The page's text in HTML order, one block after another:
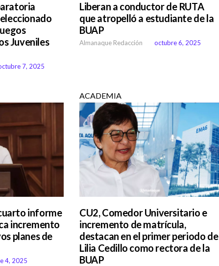
Juveniles
7, 2025
Liberan a conductor de RUTA
que atropelló a estudiante de la
BUAP
Almanaque Redacción octubre 6, 2025
informe
incremento
planes de
4, 2025
ACADEMIA
CU2, Comedor Universitario e
incremento de matrícula,
destacan en el primer periodo de
Lilia Cedillo como rectora de la
BUAP